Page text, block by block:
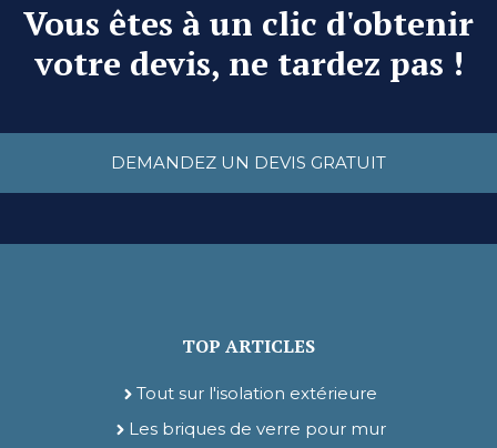
Vous êtes à un clic d'obtenir
votre devis, ne tardez pas !
DEMANDEZ UN DEVIS GRATUIT
TOP ARTICLES
Tout sur l'isolation extérieure
Les briques de verre pour mur